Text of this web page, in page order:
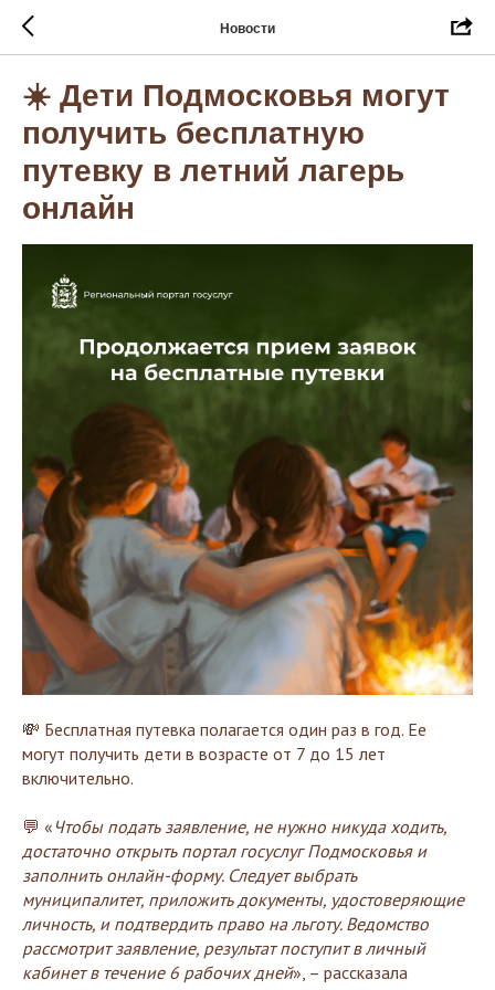
Новости
☀️ Дети Подмосковья могут
получить бесплатную
путевку в летний лагерь
онлайн
💸 Бесплатная путевка полагается один раз в год. Ее
могут получить дети в возрасте от 7 до 15 лет
включительно.
💬 « Чтобы подать заявление, не нужно никуда ходить,
достаточно открыть портал госуслуг Подмосковья и
заполнить онлайн-форму. Следует выбрать
муниципалитет, приложить документы, удостоверяющие
личность, и подтвердить право на льготу. Ведомство
рассмотрит заявление, результат поступит в личный
кабинет в течение 6 рабочих дней», – рассказала